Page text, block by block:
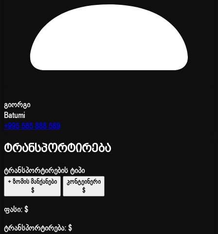
გიორგი
Batumi
+995 585 888 589
ტრანსპორტირება
ტრანსპორტირების ტიპი
+ ზომის მანქანები
$
კონტეინერი
$
ფასი:$
ტრანსპორტირება:$